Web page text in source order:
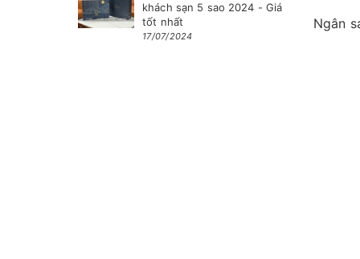
Ngân
khách sạn 5 sao 2024 - Giá
tốt nhất
17/07/2024